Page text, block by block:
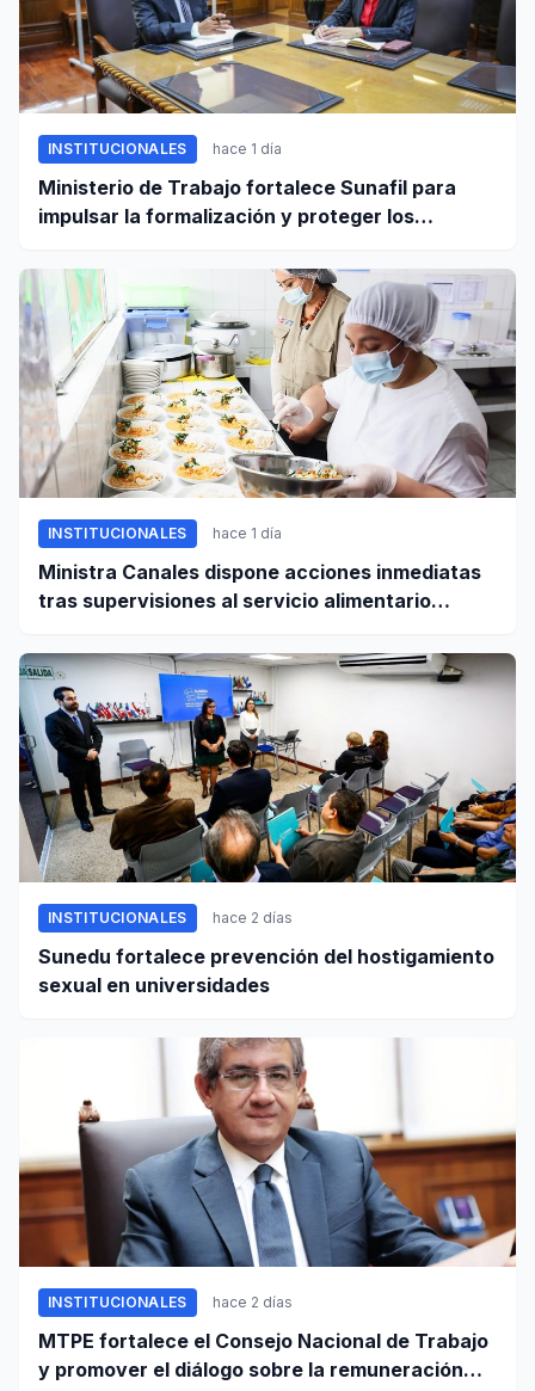
INSTITUCIONALES hace 1 día
Ministerio de Trabajo fortalece Sunafil para
impulsar la formalización y proteger los
INSTITUCIONALES hace 1 día
Ministra Canales dispone acciones inmediatas
tras supervisiones al servicio alimentario
INSTITUCIONALES hace 2 días
Sunedu fortalece prevención del hostigamiento
sexual en universidades
INSTITUCIONALES hace 2 días
MTPE fortalece el Consejo Nacional de Trabajo
y promover el diálogo sobre la remuneración